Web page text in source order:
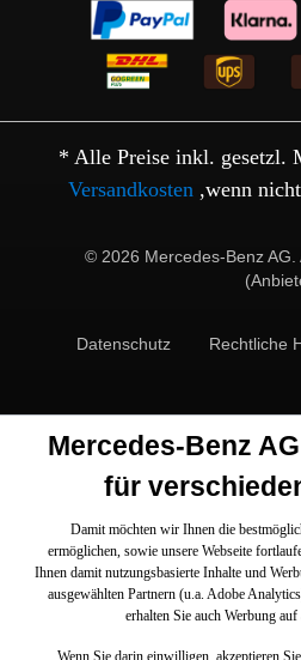
* Alle Preise inkl. gesetzl.
Versandkosten ,wenn
© 2026 Mercedes-Benz
Datenschutz Rechtliche
Mercedes-Benz
für
Damit möchten wir Ihnen die
ermöglichen, sowie unsere Webseite
Ihnen damit nutzungsbasierte Inhalte und
ausgewählten Partnern (u.a. Adobe
erhalten Sie auch Werbung auf
Wenn Sie darin einwilligen, akzeptieren